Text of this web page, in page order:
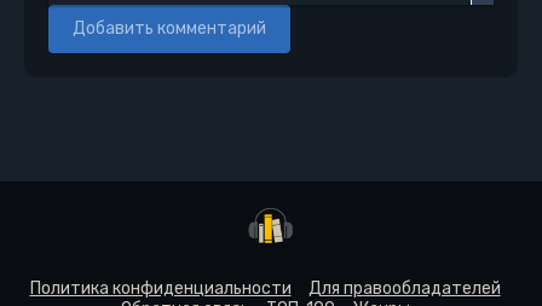
Добавить комментарий
Политика конфиденциальности
Для правообладателей